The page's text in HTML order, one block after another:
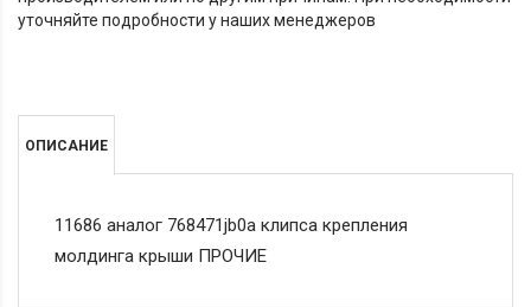
уточняйте подробности у наших менеджеров
ОПИСАНИЕ
11686 аналог 768471jb0a клипса крепления
молдинга крыши ПРОЧИЕ